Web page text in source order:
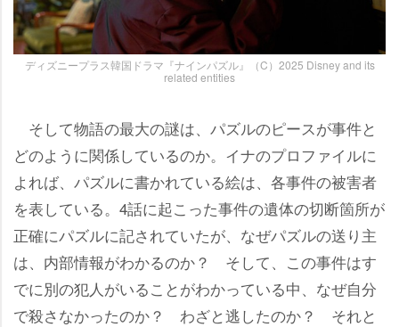
ディズニープラス韓国ドラマ『ナインパズル』（C）2025 Disney and its
related entities
そして物語の最大の謎は、パズルのピースが事件と
どのように関係しているのか。イナのプロファイルに
よれば、パズルに書かれている絵は、各事件の被害者
を表している。4話に起こった事件の遺体の切断箇所が
正確にパズルに記されていたが、なぜパズルの送り主
は、内部情報がわかるのか？ そして、この事件はす
でに別の犯人がいることがわかっている中、なぜ自分
で殺さなかったのか？ わざと逃したのか？ それと